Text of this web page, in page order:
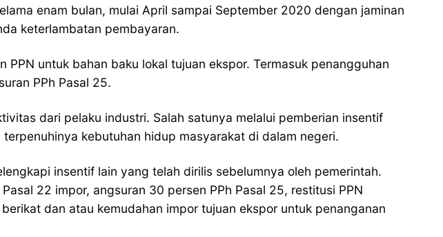
enam bulan, mulai April sampai September 2020 dengan jaminan
keterlambatan pembayaran.
untuk bahan baku lokal tujuan ekspor. Termasuk penangguhan
PPh Pasal 25.
dari pelaku industri. Salah satunya melalui pemberian insentif
kebutuhan hidup masyarakat di dalam negeri.
insentif lain yang telah dirilis sebelumnya oleh pemerintah.
22 impor, angsuran 30 persen PPh Pasal 25, restitusi PPN
dan atau kemudahan impor tujuan ekspor untuk penanganan